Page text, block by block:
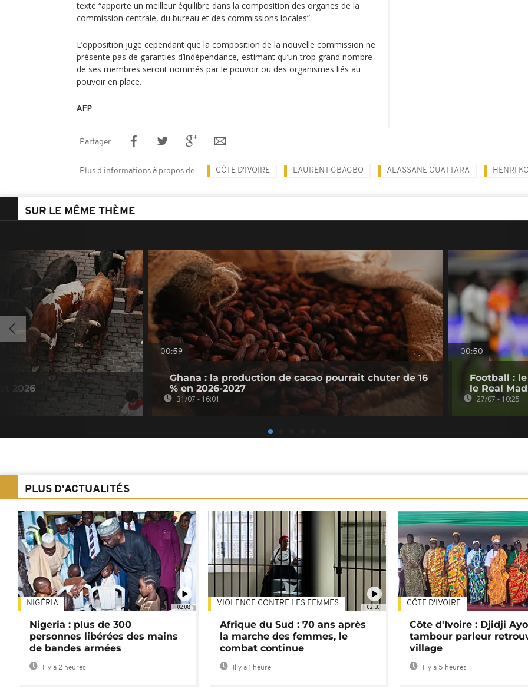
texte “apporte un meilleur équilibre dans la composition des organes de la
commission centrale, du bureau et des commissions locales”.
L’opposition juge cependant que la composition de la nouvelle commission ne
présente pas de garanties d’indépendance, estimant qu’un trop grand nombre
de ses membres seront nommés par le pouvoir ou des organismes liés au
pouvoir en place.
AFP
Partager
Plus d'informations à propos de CÔTE D'IVOIRE LAURENT GBAGBO ALASSANE OUATTARA HENRI
SUR LE MÊME THÈME
2026
00:59
Ghana : la production de cacao pourrait chuter de 16
% en 2026-2027
31/07 - 16:01
00:50
Football :
le Real
27/07 - 10:25
PLUS D'ACTUALITÉS
02:08
NIGÉRIA
Nigeria : plus de 300
personnes libérées des mains
de bandes armées
Il y a 2 heures
02:30
VIOLENCE CONTRE LES FEMMES
Afrique du Sud : 70 ans après
la marche des femmes, le
combat continue
Il y a 1 heure
CÔTE D'IVOIRE
Côte d'Ivoire : Djidji
tambour parleur
village
Il y a 5 heures